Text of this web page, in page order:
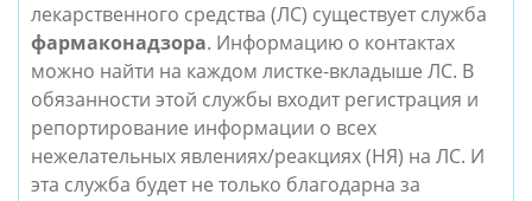
фармаконадзора. Информацию о контактах
можно найти на каждом листке-вкладыше ЛС. В
обязанности этой службы входит регистрация и
репортирование информации о всех
нежелательных явлениях/реакциях (НЯ) на ЛС. И
эта служба будет не только благодарна за